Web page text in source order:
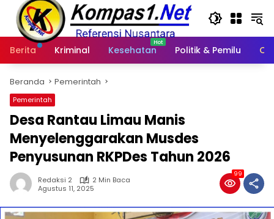
Langsung
konten
Berita
Kriminal Kesehatan Politik & Pemilu
Beranda Pemerintah
Pemerintah
Desa Rantau Limau Manis
Menyelenggarakan Musdes
Penyusunan RKPDes Tahun 2026
Redaksi 2
2 Min Baca
Agustus 11, 2025
99